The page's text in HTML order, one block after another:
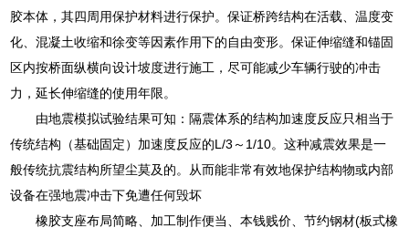
胶本体，其四周用保护材料进行保护。保证桥跨结构在活载、温度变
化、混凝土收缩和徐变等因素作用下的自由变形。保证伸缩缝和锚固
区内按桥面纵横向设计坡度进行施工，尽可能减少车辆行驶的冲击
力，延长伸缩缝的使用年限。
由地震模拟试验结果可知：隔震体系的结构加速度反应只相当于
传统结构（基础固定）加速度反应的L/3～1/10。这种减震效果是一
般传统抗震结构所望尘莫及的。从而能非常有效地保护结构物或内部
设备在强地震冲击下免遭任何毁坏
橡胶支座布局简略、加工制作便当、本钱贱价、节约钢材(板式橡